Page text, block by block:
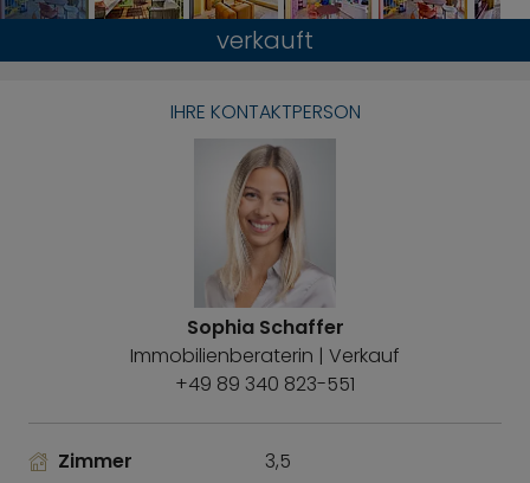
verkauft
IHRE KONTAKTPERSON
Sophia Schaffer
Immobilienberaterin | Verkauf
+49 89 340 823-551
Zimmer
3,5